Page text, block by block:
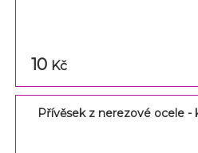
10 Kč
Přívěsek z nerezové ocele -